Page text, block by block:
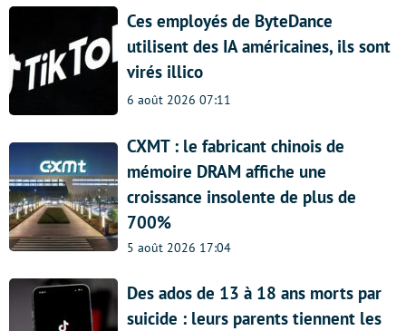
Ces employés de ByteDance
utilisent des IA américaines, ils sont
virés illico
6 août 2026 07:11
CXMT : le fabricant chinois de
mémoire DRAM affiche une
croissance insolente de plus de
700%
5 août 2026 17:04
Des ados de 13 à 18 ans morts par
suicide : leurs parents tiennent les